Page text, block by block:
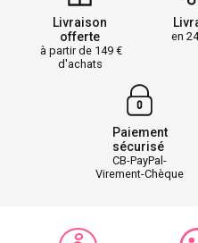
Livraison
offerte
à partir de 149
d'achats
en
Paiement
sécurisé
CB-PayPal-
Virement-Chèque